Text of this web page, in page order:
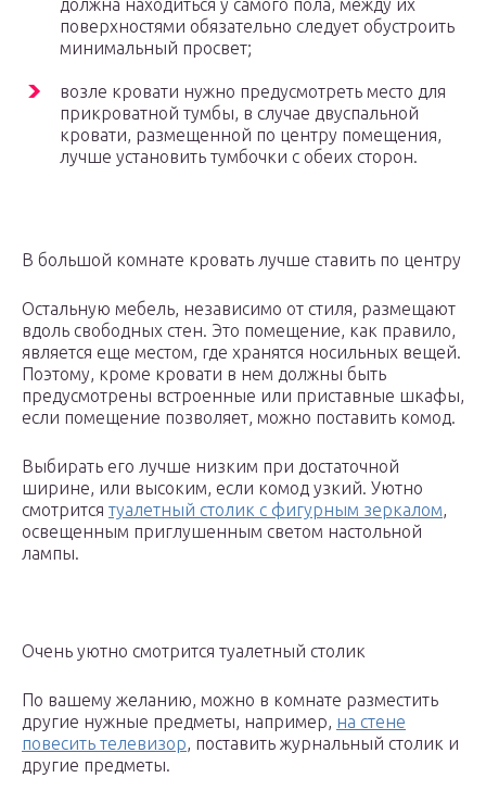
должна находиться у самого пола, между их
поверхностями обязательно следует обустроить
минимальный просвет;
возле кровати нужно предусмотреть место для
прикроватной тумбы, в случае двуспальной
кровати, размещенной по центру помещения,
лучше установить тумбочки с обеих сторон.
В большой комнате кровать лучше ставить по центру
Остальную мебель, независимо от стиля, размещают
вдоль свободных стен. Это помещение, как правило,
является еще местом, где хранятся носильных вещей.
Поэтому, кроме кровати в нем должны быть
предусмотрены встроенные или приставные шкафы,
если помещение позволяет, можно поставить комод.
Выбирать его лучше низким при достаточной
ширине, или высоким, если комод узкий. Уютно
смотрится туалетный столик с фигурным зеркалом,
освещенным приглушенным светом настольной
лампы.
Очень уютно смотрится туалетный столик
По вашему желанию, можно в комнате разместить
другие нужные предметы, например, на стене
повесить телевизор, поставить журнальный столик и
другие предметы.